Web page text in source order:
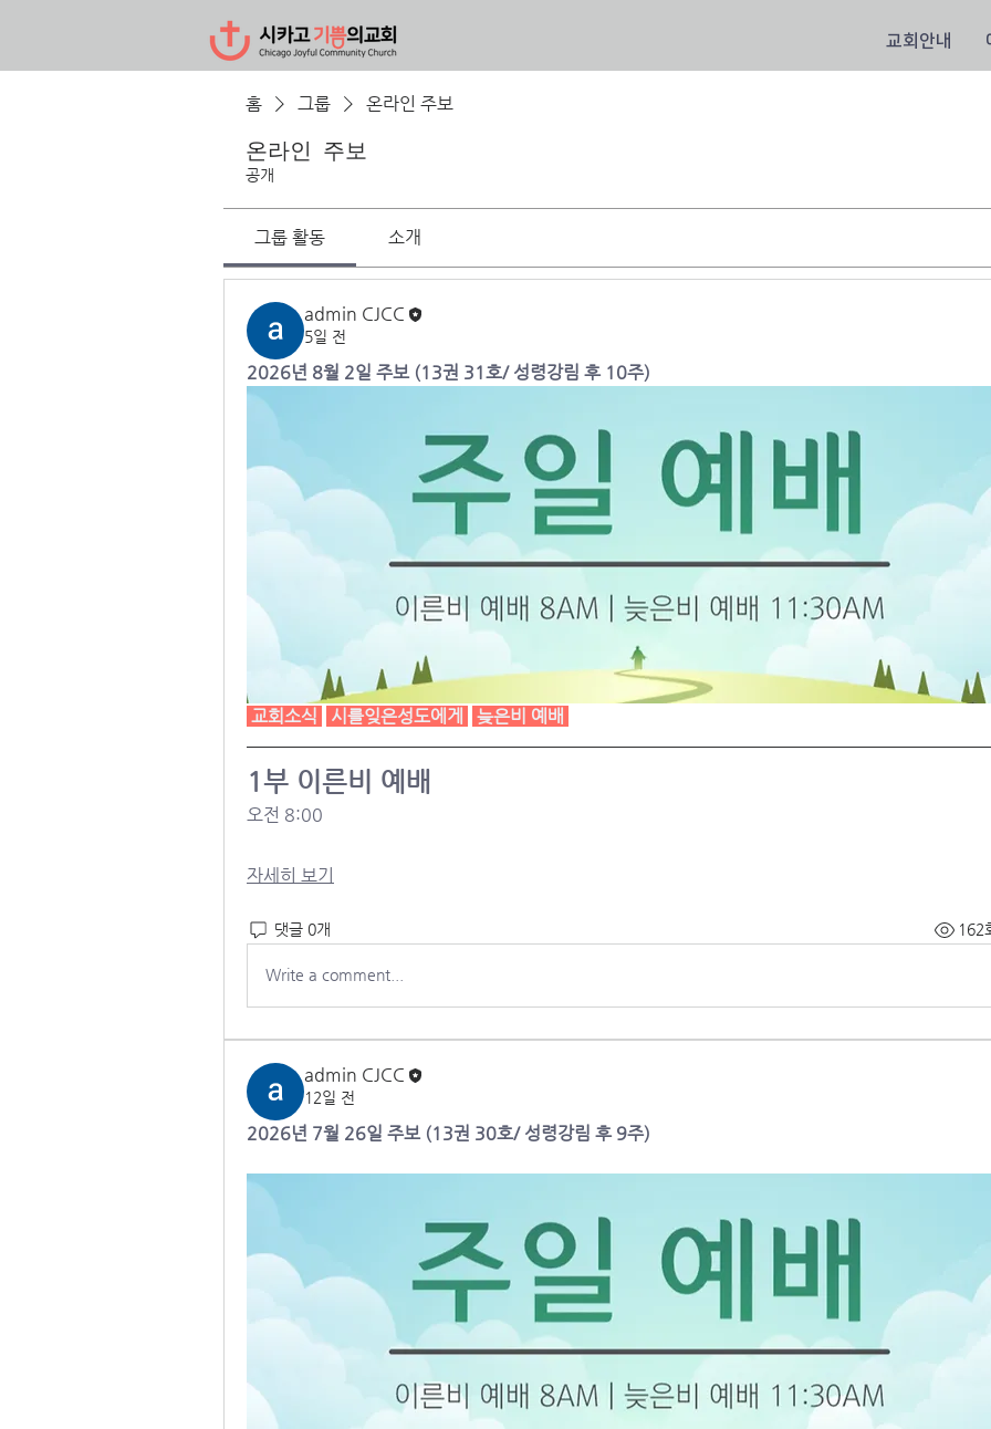
교회안내
홈 그룹 온라인 주보
온라인 주보
공개
그룹 활동 소개
admin CJCC
5일 전
2026년 8월 2일 주보 (13권 31호/ 성령강림 후 10주)
교회소식 시를잊은성도에게 늦은비 예배
1부 이른비 예배
오전 8:00
자세히 보기
댓글 0개 162
Write a comment...
admin CJCC
12일 전
2026년 7월 26일 주보 (13권 30호/ 성령강림 후 9주)